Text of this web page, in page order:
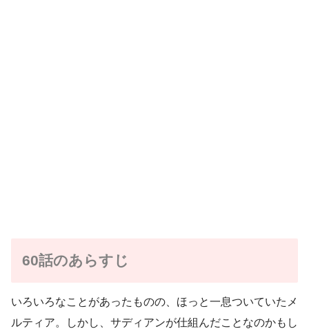
60話のあらすじ
いろいろなことがあったものの、ほっと一息ついていたメ
ルティア。しかし、サディアンが仕組んだことなのかもし